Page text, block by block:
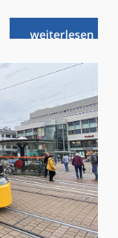
weiterlese
nDB Regio
im
Schwarzatal